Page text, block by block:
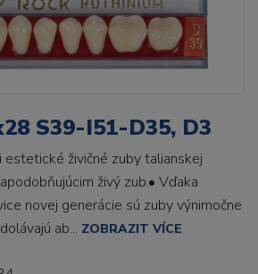
S39-I51-D35, D3
živičné zuby talianskej
živý zub.• Vďaka
novej generácie sú zuby výnimočne
ab... ZOBRAZIT VÍCE